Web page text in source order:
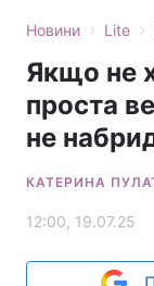
Новини › Lite ›
Якщо не
проста
не
КАТЕРИНА
12:00, 19.07.25